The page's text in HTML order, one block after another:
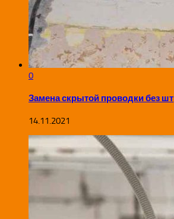
0
Замена скрытой проводки без
14.11.2021